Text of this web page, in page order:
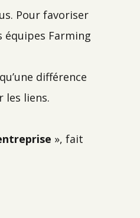
Pour favoriser
équipes Farming
différence
les liens.
», fait